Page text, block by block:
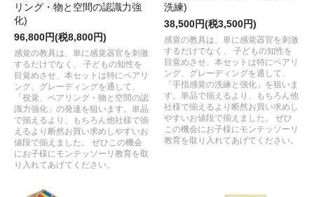
リング・物と空間の認識力強
化)
96,800円(税8,800円)
感覚の教具は、単に感覚器官を刺激
するだけでなく、 子どもの知性を
目覚めさせ、本セットは特にペアリ
ング、グレーディングを通して、
「視覚、ペアリング・物と空間の認
識力強化」の発達を狙います。単品
で揃えるより、もちろん他社様で揃
えるより断然お買い求めしやすいお
値段で揃えました。 ぜひこの機会
にお子様にモンテッソーリ教育を取
り入れてあげてください。
洗練)
38,500円(税3,500円)
感覚の教具は、単に感覚器官を刺激
するだけでなく、 子どもの知性を
目覚めさせ、本セットは特にペアリ
ング、グレーディングを通して、
「手指感覚の洗練と強化」を狙いま
す。単品で揃えるより、もちろん他
社様で揃えるより断然お買い求めし
やすいお値段で揃えました。 ぜひ
この機会にお子様にモンテッソーリ
教育を取り入れてあげてください。